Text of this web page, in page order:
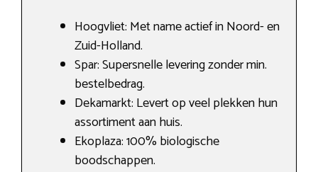
Hoogvliet: Met name actief in Noord- en
Zuid-Holland.
Spar: Supersnelle levering zonder min.
bestelbedrag.
Dekamarkt: Levert op veel plekken hun
assortiment aan huis.
Ekoplaza: 100% biologische
boodschappen.